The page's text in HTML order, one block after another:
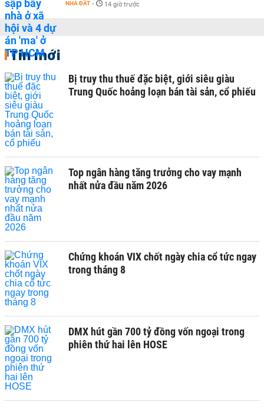
NHÀ ĐẤT - 14 giờ trước
Tin mới
Bị truy thu thuế đặc biệt, giới siêu giàu
Trung Quốc hoảng loạn bán tài sản, cổ phiếu
Top ngân hàng tăng trưởng cho vay mạnh
nhất nửa đầu năm 2026
Chứng khoán VIX chốt ngày chia cổ tức ngay
trong tháng 8
DMX hút gần 700 tỷ đồng vốn ngoại trong
phiên thứ hai lên HOSE